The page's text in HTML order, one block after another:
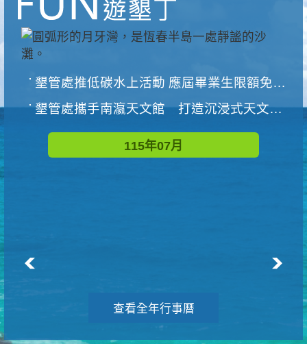
墾管處推低碳水上活動 應屆畢業生限額免費參加
墾管處攜手南瀛天文館 打造沉浸式天文探索營隊
115年07月
查看全年行事曆